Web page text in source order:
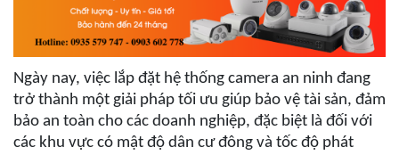
Ngày nay, việc lắp đặt hệ thống camera an ninh đang
trở thành một giải pháp tối ưu giúp bảo vệ tài sản, đảm
bảo an toàn cho các doanh nghiệp, đặc biệt là đối với
các khu vực có mật độ dân cư đông và tốc độ phát